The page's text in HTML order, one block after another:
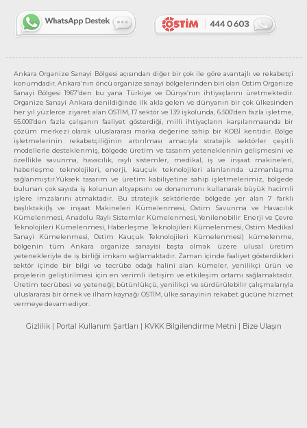
Ankara Organize Sanayi Bölgesi açısından diğer bir çok ile göre avantajlı ve rekabetçi
konumdadır. Ankara’nın öncü organize sanayi bölgelerinden biri olan Ostim Organize
Sanayi Bölgesi 1967’den bu yana Türkiye ve Dünya’nın ihtiyaçlarını üretmektedir.
Organize Sanayi Ankara denildiğinde ilk akla gelen ve dünyanın bir çok ülkesinden
her yıl yüzlerce ziyaret alan OSTİM, 17 sektör ve 139 işkolunda, 6.500’den fazla işletme,
65.000’den fazla çalışanın faaliyet gösterdiği, milli ihtiyaçların karşılanmasında bir
çözüm merkezi olarak uluslararası marka değerine sahip bir KOBİ kentidir. Bölge
işletmelerinin rekabetçiliğinin artırılması amacıyla stratejik sektörler çeşitli
modellerle desteklenmiş, bölgede üretim ve tasarım yeteneklerinin gelişmesini ve
özellikle savunma, havacılık, raylı sistemler, medikal, iş ve inşaat makineleri,
haberleşme teknolojileri, enerji, kauçuk teknolojileri alanlarında uzmanlaşma
sağlanmıştır.Yüksek tasarım ve üretim kabiliyetine sahip işletmelerimiz, bölgede
bulunan çok sayıda iş kolunun altyapısını ve donanımını kullanarak büyük hacimli
işlere imzalarını atmaktadır. Bu stratejik sektörlerde bölgede yer alan 7 farklı
başlıktaki(İş ve inşaat Makineleri Kümelenmesi, Ostim Savunma ve Havacılık
Kümelenmesi, Anadolu Raylı Sistemler Kümelenmesi, Yenilenebilir Enerji ve Çevre
Teknolojileri Kümelenmesi, Haberleşme Teknolojileri Kümelenmesi, Ostim Medikal
Sanayi Kümelenmesi, Ostim Kauçuk Teknolojileri Kümelenmesi) kümelenme,
bölgenin tüm Ankara organize sanayisi başta olmak üzere ulusal üretim
yetenekleriyle de iş birliği imkanı sağlamaktadır. Zaman içinde faaliyet gösterdikleri
sektör içinde bir bilgi ve tecrübe odağı halini alan kümeler, yenilikçi ürün ve
projelerin geliştirilmesi için en verimli iletişim ve etkileşim ortamı sağlamaktadır.
Üretim tecrübesi ve yeteneği; bütünlükçü, yenilikçi ve sürdürülebilir çalışmalarıyla
uluslararası bir örnek ve ilham kaynağı OSTİM, ülke sanayinin rekabet gücüne hizmet
vermeye devam ediyor.
Gizlilik | Portal Kullanım Şartları | KVKK Bilgilendirme Metni | Bize Ulaşın